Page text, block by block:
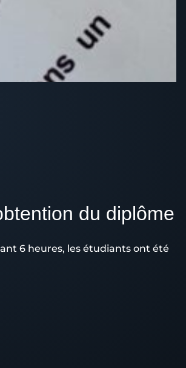
du diplôme
6 heures, les étudiants ont été